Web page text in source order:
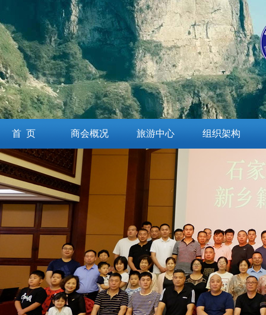
首 页 商会概况 旅游中心 组织架构